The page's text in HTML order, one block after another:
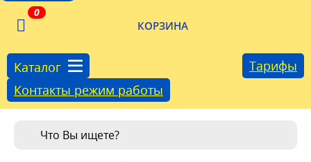
КОРЗИНА
0
Каталог
Тарифы
Контакты режим работы